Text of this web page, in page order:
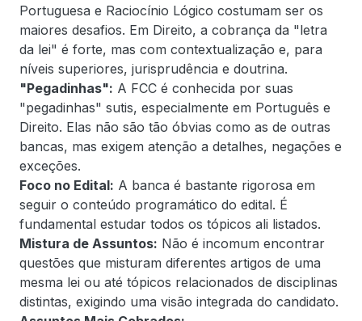
Portuguesa e Raciocínio Lógico costumam ser os
maiores desafios. Em Direito, a cobrança da "letra
da lei" é forte, mas com contextualização e, para
níveis superiores, jurisprudência e doutrina.
"Pegadinhas": A FCC é conhecida por suas
"pegadinhas" sutis, especialmente em Português e
Direito. Elas não são tão óbvias como as de outras
bancas, mas exigem atenção a detalhes, negações e
exceções.
Foco no Edital: A banca é bastante rigorosa em
seguir o conteúdo programático do edital. É
fundamental estudar todos os tópicos ali listados.
Mistura de Assuntos: Não é incomum encontrar
questões que misturam diferentes artigos de uma
mesma lei ou até tópicos relacionados de disciplinas
distintas, exigindo uma visão integrada do candidato.